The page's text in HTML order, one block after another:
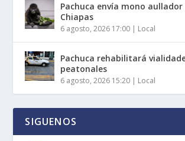
Pachuca envía mono
Chiapas
6 agosto, 2026 17:00 Local
Pachuca rehabilitará
peatonales
6 agosto, 2026 15:20 Local
SIGUENOS